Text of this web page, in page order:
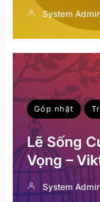
System
Góp nhặt
Lẽ Sống
Vọng –
System